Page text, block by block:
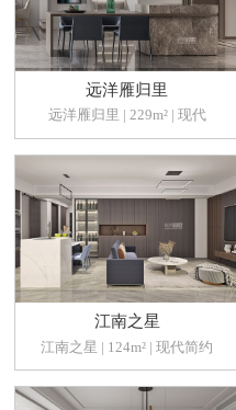
远洋雁归里
远洋雁归里 | 229m² | 现代
江南之星
江南之星 | 124m² | 现代简约